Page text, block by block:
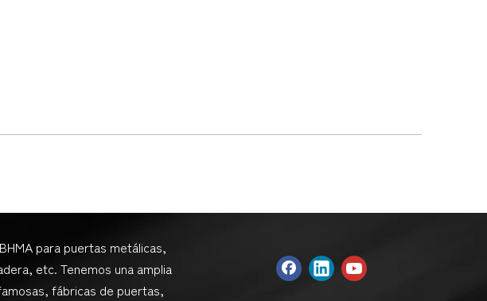
para puertas metálicas,
etc. Tenemos una amplia
fábricas de puertas,